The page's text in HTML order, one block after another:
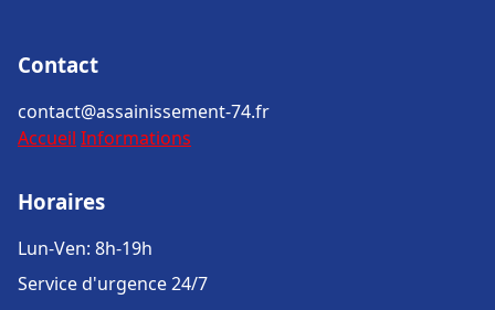
Contact
contact@assainissement-74.fr
Accueil Informations
Horaires
Lun-Ven: 8h-19h
Service d'urgence 24/7